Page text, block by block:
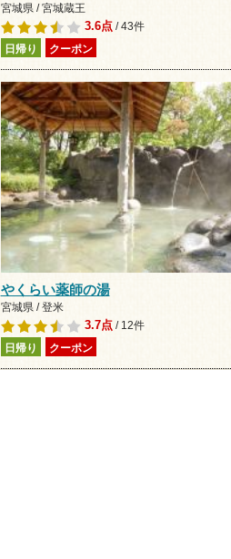
宮城県 / 宮城蔵王
3.6点/ 43件
日帰り クーポン
やくらい薬師の湯
宮城県 / 登米
3.7点/ 12件
日帰り クーポン